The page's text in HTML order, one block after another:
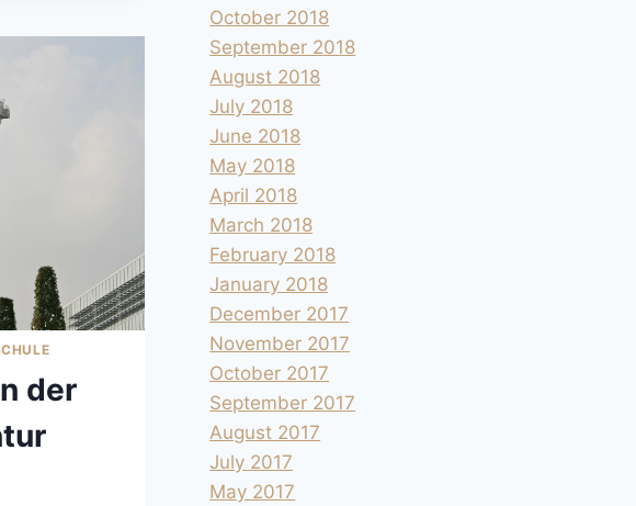
der
October 2018
September 2018
August 2018
July 2018
June 2018
May 2018
April 2018
March 2018
February 2018
January 2018
December 2017
November 2017
October 2017
September 2017
August 2017
July 2017
May 2017